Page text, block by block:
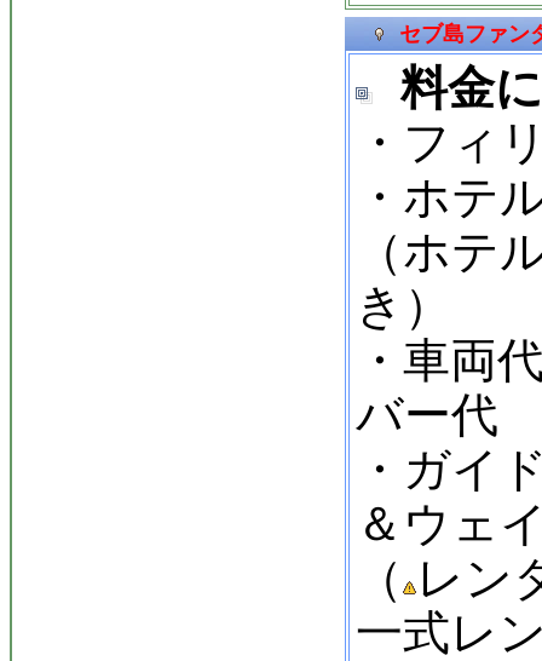
セブ島ファ
料金
・フィ
・ホテ
（ホテ
き）
・車両
バー代
・ガ
＆ウェ
（ レン
一式レ